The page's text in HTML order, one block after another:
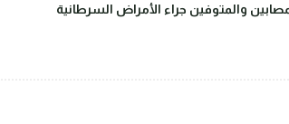
والمتوفين جراء الأمراض السرطانية